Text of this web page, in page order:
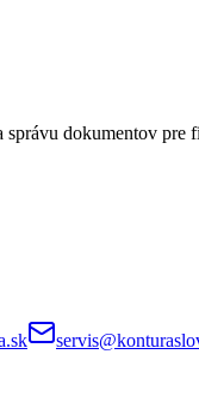
správu dokumentov